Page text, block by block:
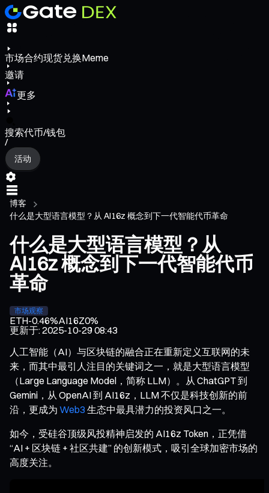
市场合约现货兑换Meme
邀请
更多
搜索代币/钱包
/
活动
博客
什么是大型语言模型？从 AI16z 概念到下一代智能代币革命
什么是大型语言模型？从
AI16z 概念到下一代智能代币
革命
市场观察
ETH-0.46%AI16Z0%
更新于:2025-10-29 08:43
人工智能（AI）与区块链的融合正在重新定义互联网的未
来，而其中最引人注目的关键词之一，就是大型语言模型
（Large Language Model，简称 LLM）。从 ChatGPT 到
Gemini，从 OpenAI 到 AI16z，LLM 不仅是科技创新的前
沿，更成为 Web3 生态中最具潜力的投资风口之一。
如今，受硅谷顶级风投精神启发的 AI16z Token，正凭借
“AI + 区块链 + 社区共建” 的创新模式，吸引全球加密市场的
高度关注。